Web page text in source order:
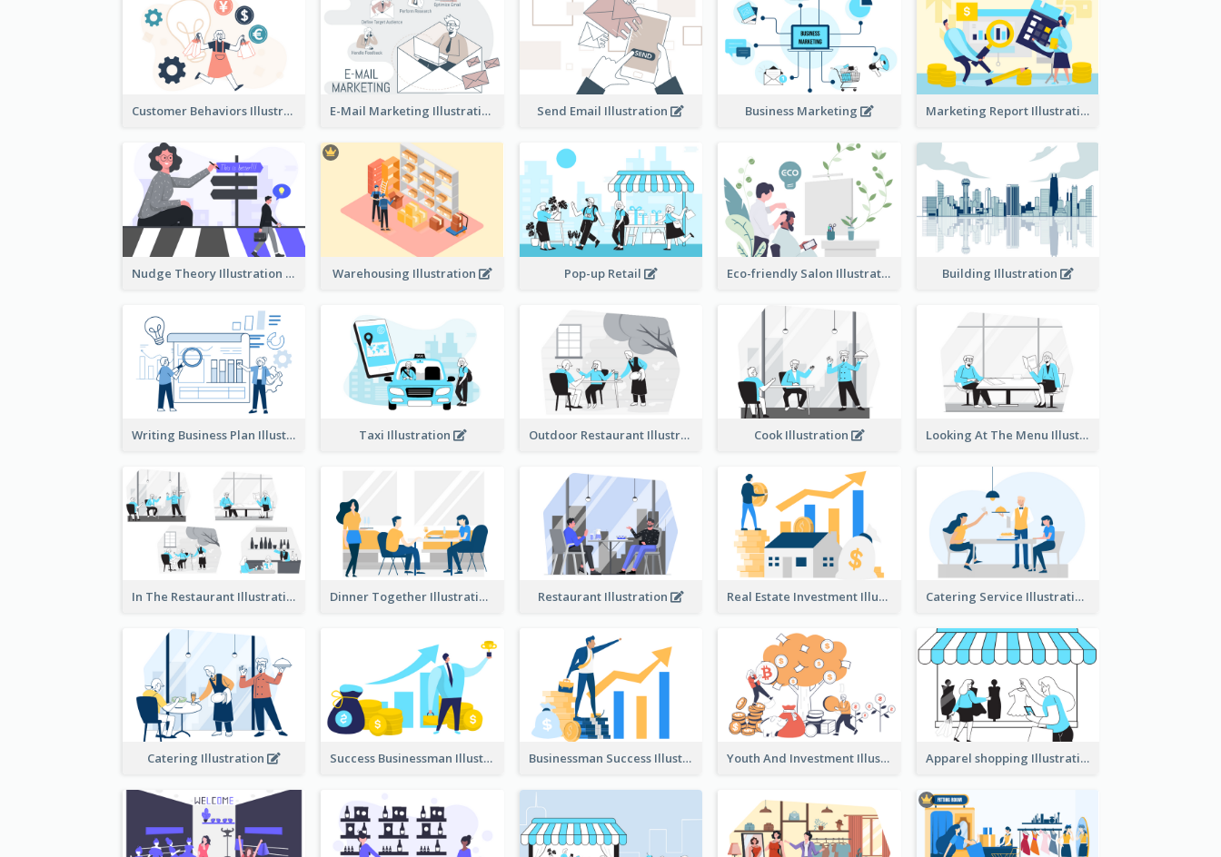
Customer Behaviors Illustration E-Mail Marketing Illustration Send Email Illustration Business Marketing Marketing Report Illustration
Nudge Theory Illustration Warehousing Illustration Pop-up Retail Eco-friendly Salon Illustration Building Illustration
Writing Business Plan Illustration Taxi Illustration Outdoor Restaurant Illustration Cook Illustration Looking At The Menu Illustration
In The Restaurant Illustration Dinner Together Illustration Restaurant Illustration Real Estate Investment Illustration Catering Service Illustration
Catering Illustration Success Businessman Illustration Businessman Success Illustration Youth And Investment Illustration Apparel shopping Illustration